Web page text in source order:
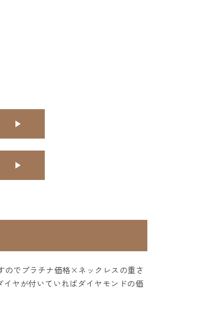
のでプラチナ価格×ネックレスの重さ
ヤが付いていればダイヤモンドの価